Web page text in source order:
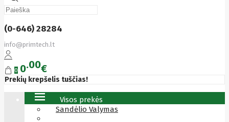
(0-646) 28284
info@primtech.lt
0 0 00€
Prekių krepšelis tuščias!
Visos prekės
Sandėlio Valymas